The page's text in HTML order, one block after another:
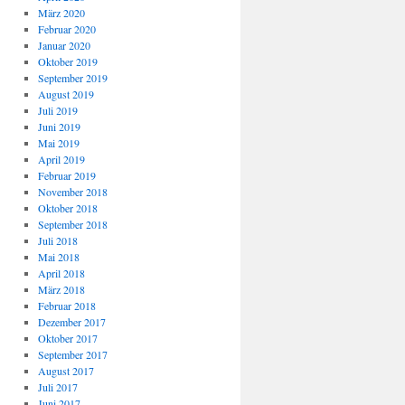
März 2020
Februar 2020
Januar 2020
Oktober 2019
September 2019
August 2019
Juli 2019
Juni 2019
Mai 2019
April 2019
Februar 2019
November 2018
Oktober 2018
September 2018
Juli 2018
Mai 2018
April 2018
März 2018
Februar 2018
Dezember 2017
Oktober 2017
September 2017
August 2017
Juli 2017